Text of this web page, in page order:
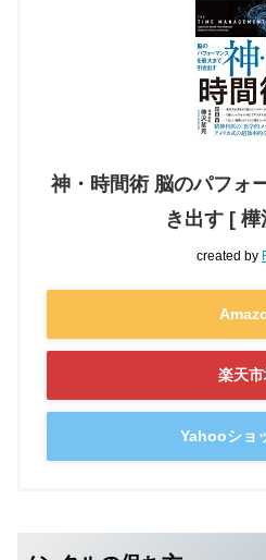
神・時間術 脳のパフォ
き出す [ 樺
created by
楽天
Yahooショ